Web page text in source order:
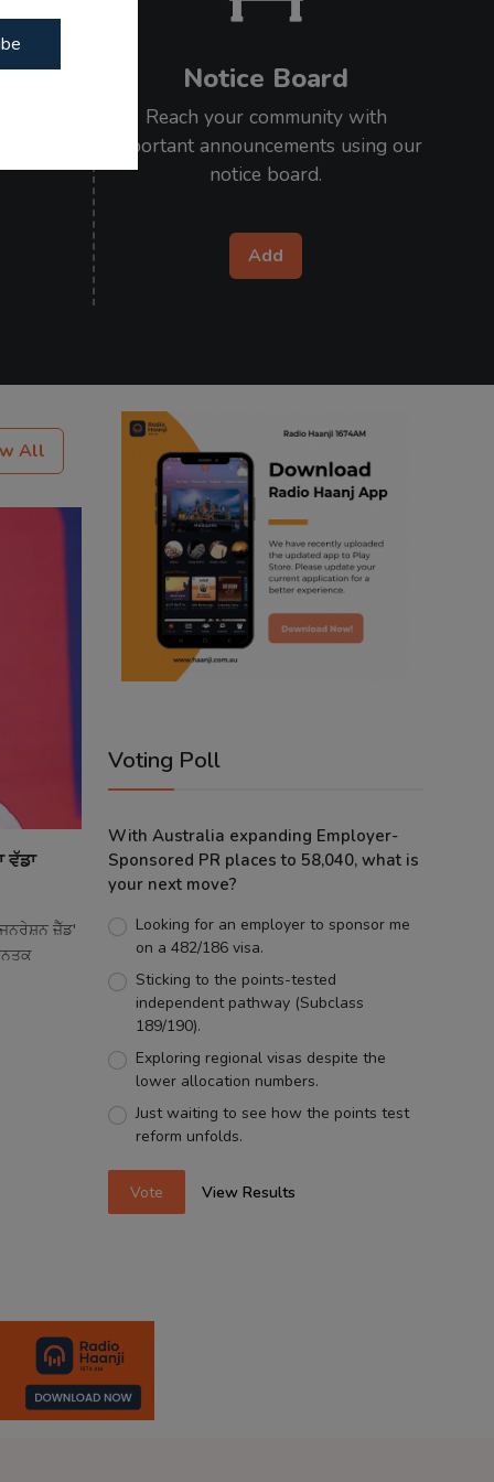
Notice Board
Reach your community with
important announcements using our
notice board.
Add
All
ਵੱਡਾ
ਜ਼ੈੱਡ'
Voting Poll
With Australia expanding Employer-
Sponsored PR places to 58,040, what is
your next move?
Looking for an employer to sponsor me
on a 482/186 visa.
Sticking to the points-tested
independent pathway (Subclass
189/190).
Exploring regional visas despite the
lower allocation numbers.
Just waiting to see how the points test
reform unfolds.
Vote View Results